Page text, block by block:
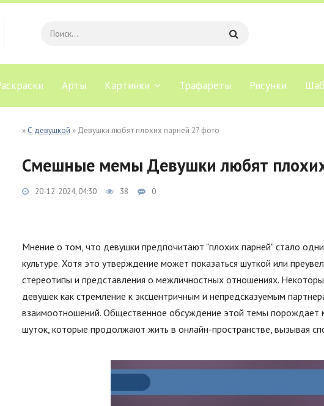
Арты Картинки Трафареты Рисунки
» С девушкой » Девушки любят плохих парней 27 фото
Смешные мемы Девушки любят
20-12-2024, 04:30 38 0
Мнение о том, что девушки предпочитают "плохих парней" стало
культуре. Хотя это утверждение может показаться шуткой или
стереотипы и представления о межличностных отношениях.
девушек как стремление к эксцентричным и непредсказуемым
взаимоотношений. Общественное обсуждение этой темы порождает
шуток, которые продолжают жить в онлайн-пространстве, вызывая